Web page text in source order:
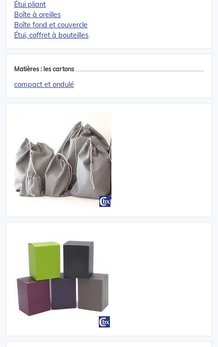
Étui pliant
Boîte à oreilles
Boîte fond et couvercle
Étui, coffret à bouteilles
Matières : les cartons
compact et ondulé